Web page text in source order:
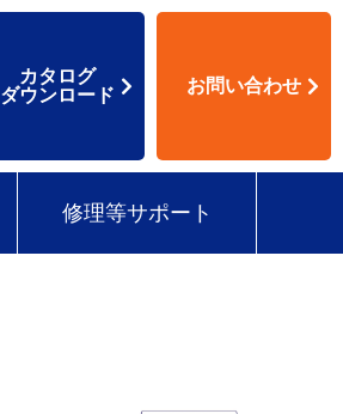
カタログ
ダウンロード
お問い合わせ
修理等サポート